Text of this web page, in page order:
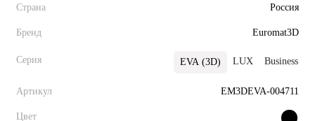
Страна Россия
Бренд Euromat3D
Серия EVA (3D) LUX Business
Артикул EM3DEVA-004711
Цвет